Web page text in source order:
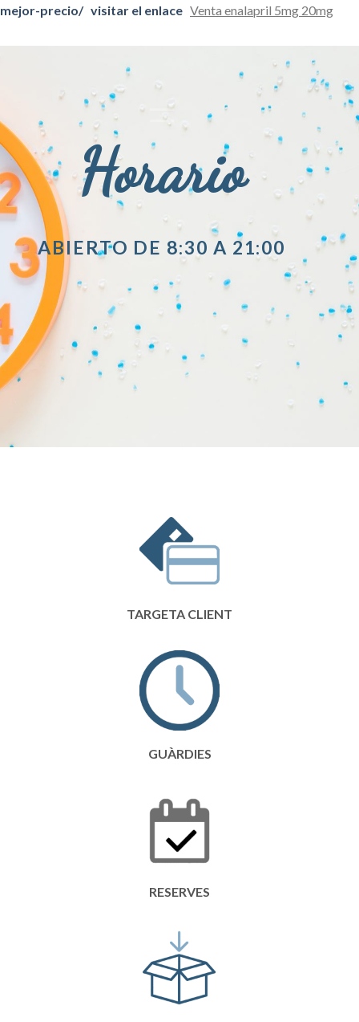
mejor-precio/ visitar el enlace Venta enalapril 5mg 20mg
Horario
ABIERTO DE 8:30 A 21:00
TARGETA CLIENT
GUÀRDIES
RESERVES